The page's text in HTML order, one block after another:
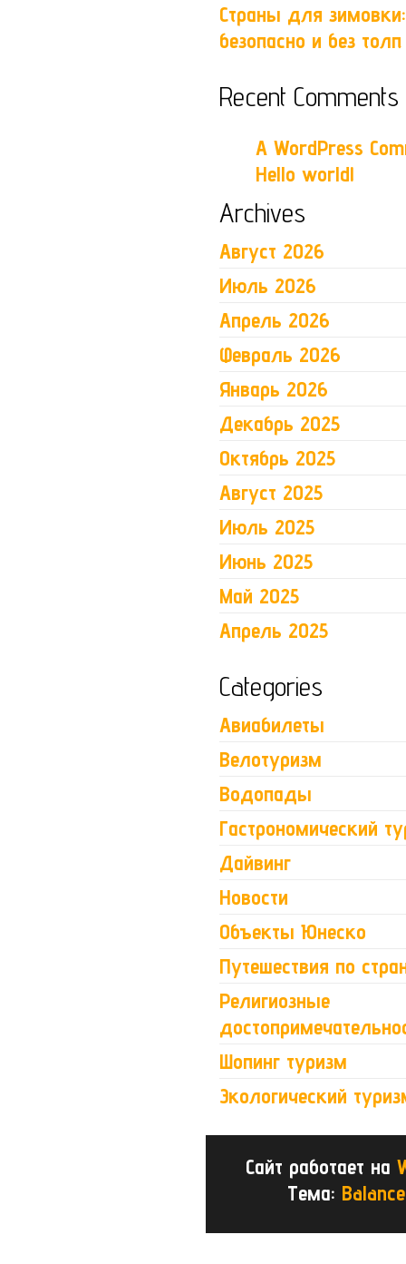
Страны для
безопасно и без
Recent Comments
A WordPress
Hello world!
Archives
Август 2026
Июль 2026
Апрель 2026
Февраль 2026
Январь 2026
Декабрь 2025
Октябрь 2025
Август 2025
Июль 2025
Июнь 2025
Май 2025
Апрель 2025
Categories
Авиабилеты
Велотуризм
Водопады
Гастрономический
Дайвинг
Новости
Объекты Юнеско
Путешествия по
Религиозные
Шопинг туризм
Экологический
Сайт работает на
Тема: